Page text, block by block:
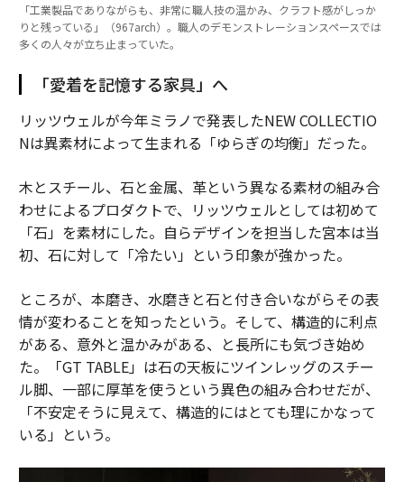
「工業製品でありながらも、非常に職人技の温かみ、クラフト感がしっか
りと残っている」（967arch）。職人のデモンストレーションスペースでは
多くの人々が立ち止まっていた。
「愛着を記憶する家具」へ
リッツウェルが今年ミラノで発表したNEW COLLECTIO
Nは異素材によって生まれる「ゆらぎの均衡」だった。
木とスチール、石と金属、革という異なる素材の組み合
わせによるプロダクトで、リッツウェルとしては初めて
「石」を素材にした。自らデザインを担当した宮本は当
初、石に対して「冷たい」という印象が強かった。
ところが、本磨き、水磨きと石と付き合いながらその表
情が変わることを知ったという。そして、構造的に利点
がある、意外と温かみがある、と長所にも気づき始め
た。「GT TABLE」は石の天板にツインレッグのスチー
ル脚、一部に厚革を使うという異色の組み合わせだが、
「不安定そうに見えて、構造的にはとても理にかなって
いる」という。